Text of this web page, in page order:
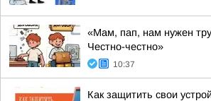
«Мам, пап, нам нужен
Честно-честно»
10:37
Как защитить свои